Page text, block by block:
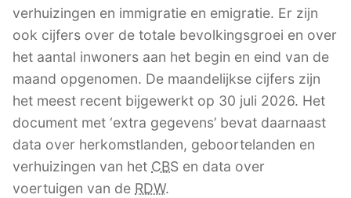
verhuizingen en immigratie en emigratie. Er zijn
ook cijfers over de totale bevolkingsgroei en over
het aantal inwoners aan het begin en eind van de
maand opgenomen. De maandelijkse cijfers zijn
het meest recent bijgewerkt op 30 juli 2026. Het
document met ‘extra gegevens’ bevat daarnaast
data over herkomstlanden, geboortelanden en
verhuizingen van het CBS en data over
voertuigen van de RDW.